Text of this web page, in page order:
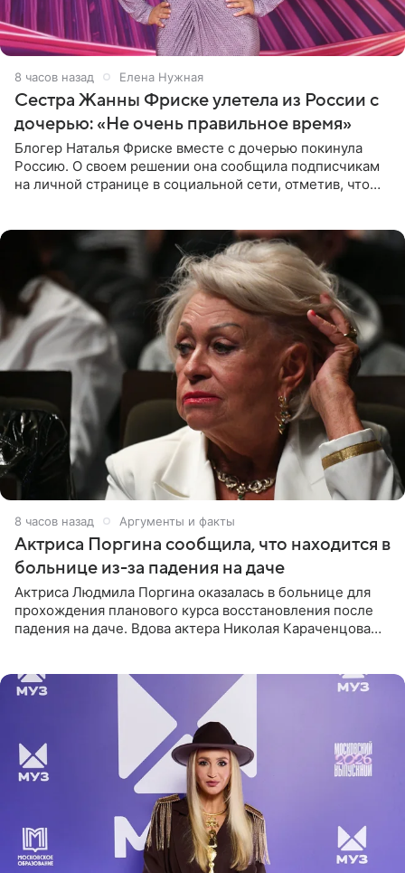
8 часов назад Елена Нужная
Сестра Жанны Фриске улетела из России с
дочерью: «Не очень правильное время»
Блогер Наталья Фриске вместе с дочерью покинула
Россию. О своем решении она сообщила подписчикам
на личной странице в социальной сети, отметив, что
8 часов назад Аргументы и факты
Актриса Поргина сообщила, что находится в
больнице из-за падения на даче
Актриса Людмила Поргина оказалась в больнице для
прохождения планового курса восстановления после
падения на даче. Вдова актера Николая Караченцова